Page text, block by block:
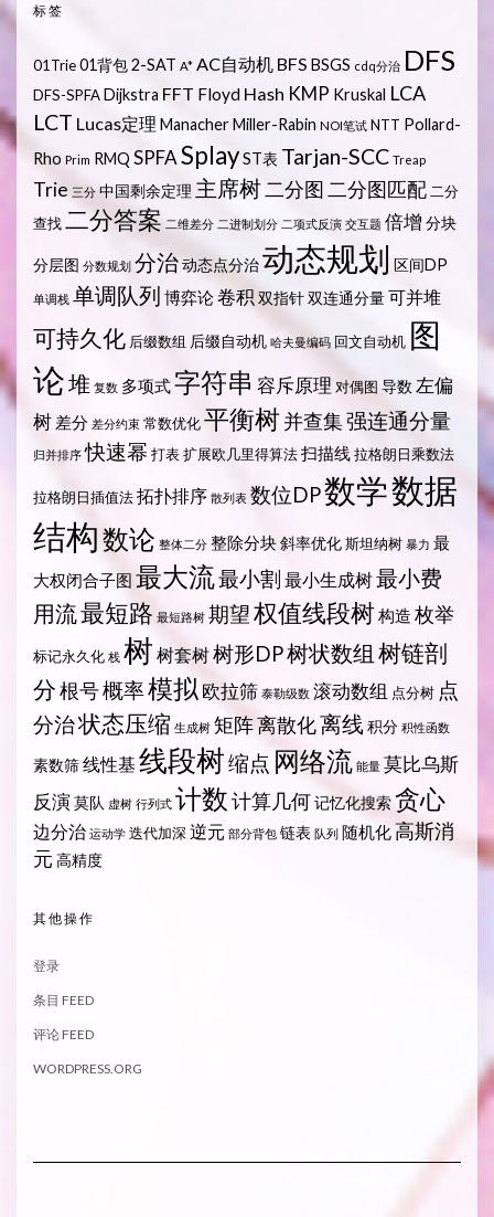
标签
01Trie01背包2-SAT A* AC自动机 BFS BSGS cdq分治 DFS
DFS-SPFADijkstra FFT Floyd Hash KMP Kruskal LCA
LCT Lucas定理 ManacherMiller-Rabin NOI笔试 NTT Pollard-
Rho Prim RMQ SPFASplayST表 Tarjan-SCC Treap
Trie 三分 中国剩余定理 主席树二分图 二分图匹配二分
查找二分答案 二维差分 二进制划分 二项式反演 交互题 倍增 分块
分层图 分数规划 分治动态点分治动态规划 区间DP
单调栈 单调队列 博弈论卷积 双指针双连通分量可并堆
可持久化 后缀数组 后缀自动机 哈夫曼编码 回文自动机 图
论堆 复数 多项式字符串 容斥原理 对偶图 导数 左偏
树 差分 差分约束 常数优化平衡树并查集强连通分量
归并排序 快速幂 打表扩展欧几里得算法扫描线拉格朗日乘数法
拉格朗日插值法拓扑排序 散列表 数位DP数学数据
结构数论 整体二分 整除分块斜率优化斯坦纳树 暴力 最
大权闭合子图 最大流最小割 最小生成树最小费
用流最短路 最短路树 期望权值线段树构造 枚举
标记永久化 栈 树 树套树树形DP树状数组 树链剖
分根号概率模拟 欧拉筛 泰勒级数 滚动数组 点分树 点
分治状态压缩 生成树 矩阵离散化离线积分 积性函数
素数筛线性基 线段树缩点 网络流 能量 莫比乌斯
反演莫队 虚树 行列式 计数计算几何记忆化搜索贪心
边分治 运动学 迭代加深逆元 部分背包 链表 队列 随机化高斯消
元 高精度
其他操作
登录
条目 FEED
评论 FEED
WORDPRESS.ORG